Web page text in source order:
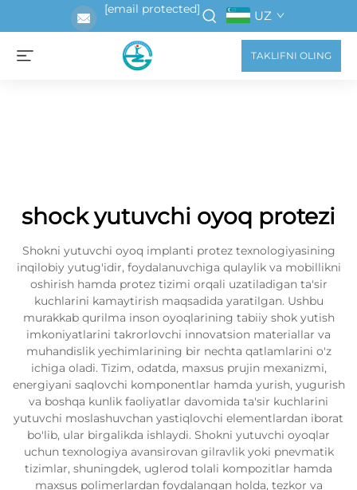
[email protected] UZ
TAKLIFNI OLING
shock yutuvchi oyoq protezi
Shokni yutuvchi oyoq implanti protez texnologiyasining
inqilobiy yutug'idir, foydalanuvchiga qulaylik va mobillikni
oshirish hamda protez tizimi orqali uzatiladigan ta'sir
kuchlarini kamaytirish maqsadida yaratilgan. Ushbu
murakkab qurilma inson oyoqlarining tabiiy shok yutish
imkoniyatlarini takrorlovchi innovatsion materiallar va
muhandislik yechimlarining bir nechta qatlamlarini o'z
ichiga oladi. Tizim, odatda, maxsus prujin mexanizmi,
energiyani saqlovchi komponentlar hamda yurish, yugurish
va boshqa kunlik faoliyatlar davomida ta'sir kuchlarini
yutuvchi moslashuvchan yastiqlovchi elementlardan iborat
bo'lib, ular birgalikda ishlaydi. Shokni yutuvchi oyoqlar
uchun texnologiya avansirovan gilravlik yoki pnevmatik
tizimlar, shuningdek, uglerod tolali kompozitlar hamda
maxsus polimerlardan foydalangan holda, tezkor va